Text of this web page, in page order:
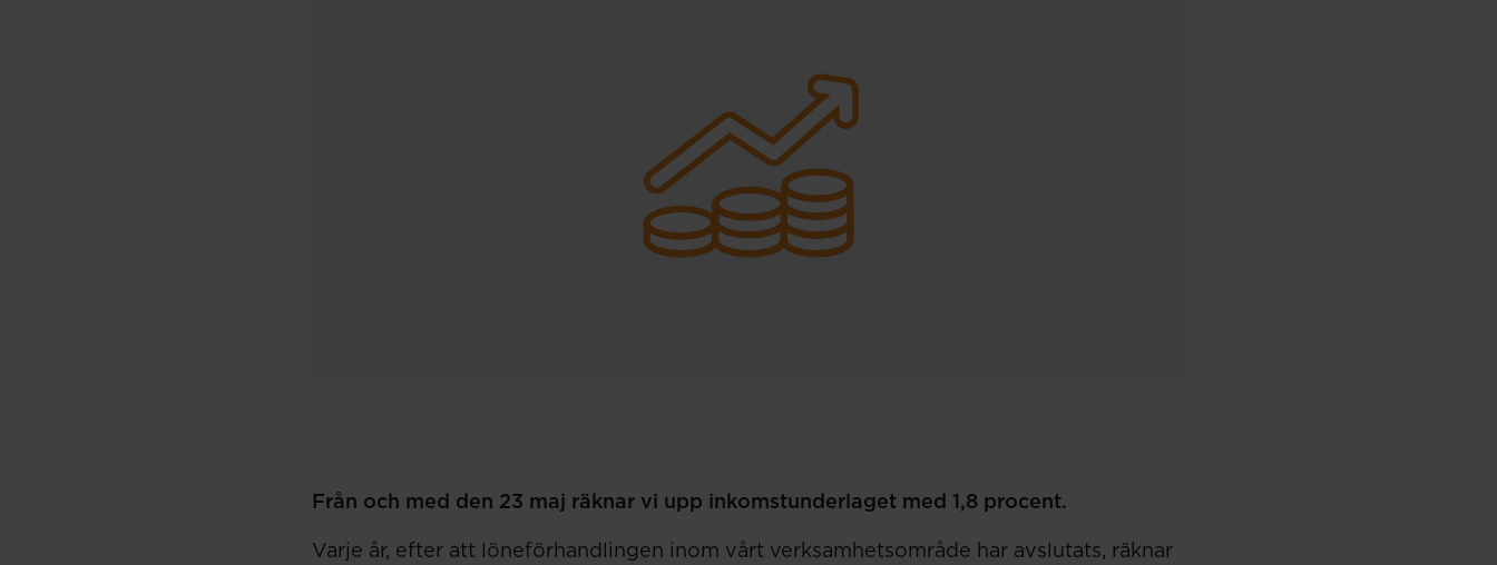
Från och med den 23 maj räknar vi upp inkomstunderlaget med 1,8 procent.
Varje år, efter att löneförhandlingen inom vårt verksamhetsområde har avslutats, räknar